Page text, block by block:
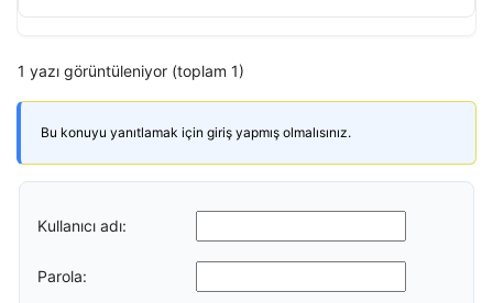
1 yazı görüntüleniyor (toplam 1)
Bu konuyu yanıtlamak için giriş yapmış olmalısınız.
Kullanıcı adı:
Parola: